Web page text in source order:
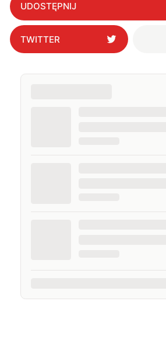
UDOSTĘPNIJ
TWITTER